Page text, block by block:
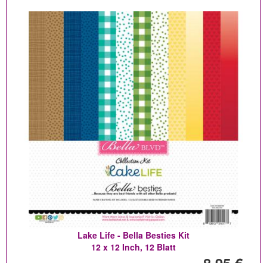
Lake Life - Bella Besties Kit
12 x 12 Inch, 12 Blatt